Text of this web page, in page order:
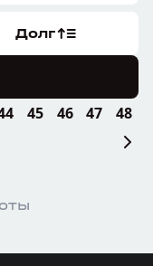
Долг
45 46 47
48